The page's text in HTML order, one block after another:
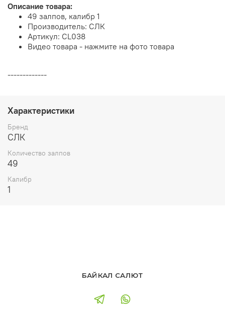
Описание товара:
49 залпов, калибр 1
Производитель: СЛК
Артикул: CL038
Видео товара - нажмите на фото товара
-------------
Характеристики
Бренд
СЛК
Количество залпов
49
Калибр
1
БАЙКАЛ САЛЮТ